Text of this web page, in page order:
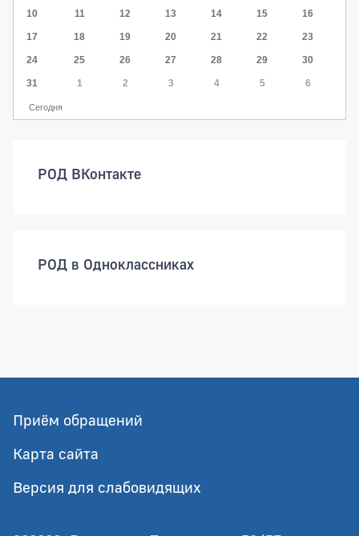
10 11 12 13 14 15 16
17 18 19 20 21 22 23
24 25 26 27 28 29 30
31 1 2 3 4 5 6
Сегодня
РОД ВКонтакте
РОД в Одноклассниках
Приём обращений
Карта сайта
Версия для слабовидящих